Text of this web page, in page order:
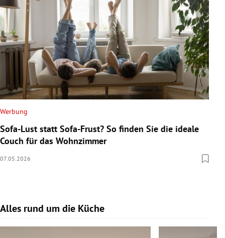
Werbung
Sofa-Lust statt Sofa-Frust? So finden Sie die ideale
Couch für das Wohnzimmer
07.05.2026
Alles rund um die Küche
Slide 1 von 17